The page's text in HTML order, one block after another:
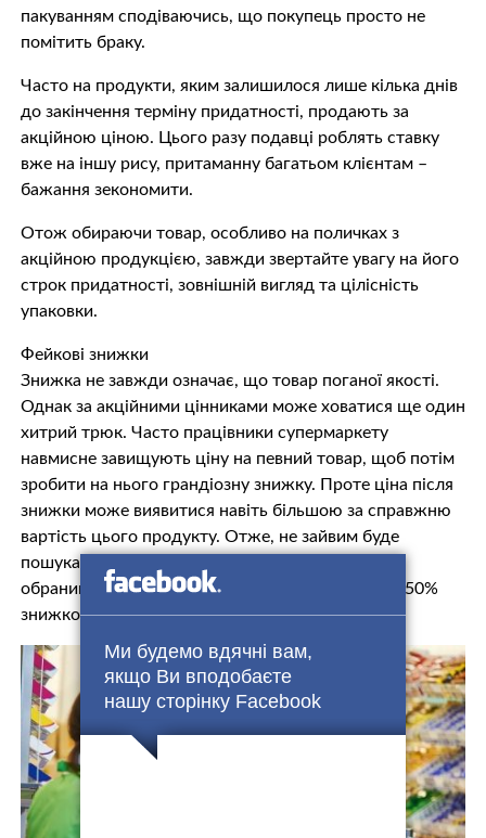
Ми будемо вдячні вам,
якщо Ви вподобаєте
нашу сторінку Facebook
пакуванням сподіваючись, що покупець просто не
помітить браку.
Часто на продукти, яким залишилося лише кілька днів
до закінчення терміну придатності, продають за
акційною ціною. Цього разу подавці роблять ставку
вже на іншу рису, притаманну багатьом клієнтам –
бажання зекономити.
Отож обираючи товар, особливо на поличках з
акційною продукцією, завжди звертайте увагу на його
строк придатності, зовнішній вигляд та цілісність
упаковки.
Фейкові знижки
Знижка не завжди означає, що товар поганої якості.
Однак за акційними цінниками може ховатися ще один
хитрий трюк. Часто працівники супермаркету
навмисне завищують ціну на певний товар, щоб потім
зробити на нього грандіозну знижку. Проте ціна після
знижки може виявитися навіть більшою за справжню
вартість цього продукту. Отже, не зайвим буде
пошукати в інтернеті, скільки насправді коштує
обраний вами товар, що продається буцім то із 50%
знижкою.